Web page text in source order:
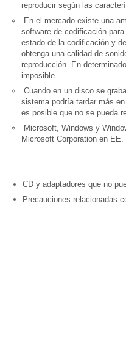
reproducir según las
En el mercado existe una
software de codificación
estado de la codificación y
obtenga una calidad de
reproducción. En
imposible.
Cuando en un disco se
sistema podría tardar más
es posible que no se pueda
Microsoft, Windows y
Microsoft Corporation en
CD y adaptadores que no
Precauciones relacionadas